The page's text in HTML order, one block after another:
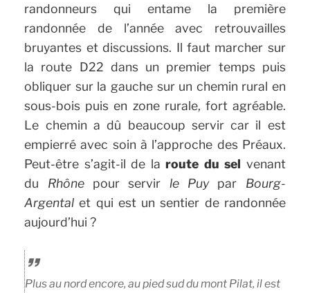
randonneurs qui entame la première
randonnée de l’année avec retrouvailles
bruyantes et discussions. Il faut marcher sur
la route D22 dans un premier temps puis
obliquer sur la gauche sur un chemin rural en
sous-bois puis en zone rurale, fort agréable.
Le chemin a dû beaucoup servir car il est
empierré avec soin à l’approche des Préaux.
Peut-être s’agit-il de laroute du sel venant
du Rhônepour servir le Puypar Bourg-
Argental et qui est un sentier de randonnée
aujourd’hui ?
Plus au nord encore, au pied sud du mont Pilat, il est